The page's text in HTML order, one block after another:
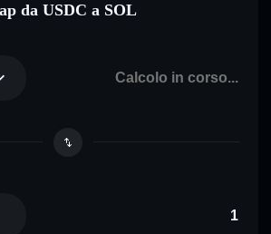
da USDC a SOL